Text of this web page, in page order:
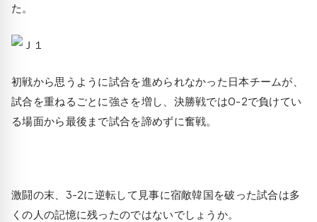
た。
初戦から思うように試合を進められなかった日本チームが、
試合を重ねるごとに強さを増し、決勝戦では0-2で負けてい
る場面から最後まで試合を諦めずに奮戦。
激闘の末、3-2に逆転して見事に宿敵韓国を破った試合は多
くの人の記憶に残ったのではないでしょうか。